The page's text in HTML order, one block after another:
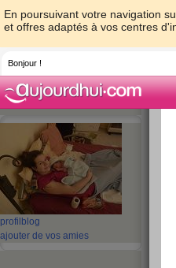
En poursuivant votre navigation
et offres adaptés à vos centres
Bonjour !
profil blog
ajouter de vos amies